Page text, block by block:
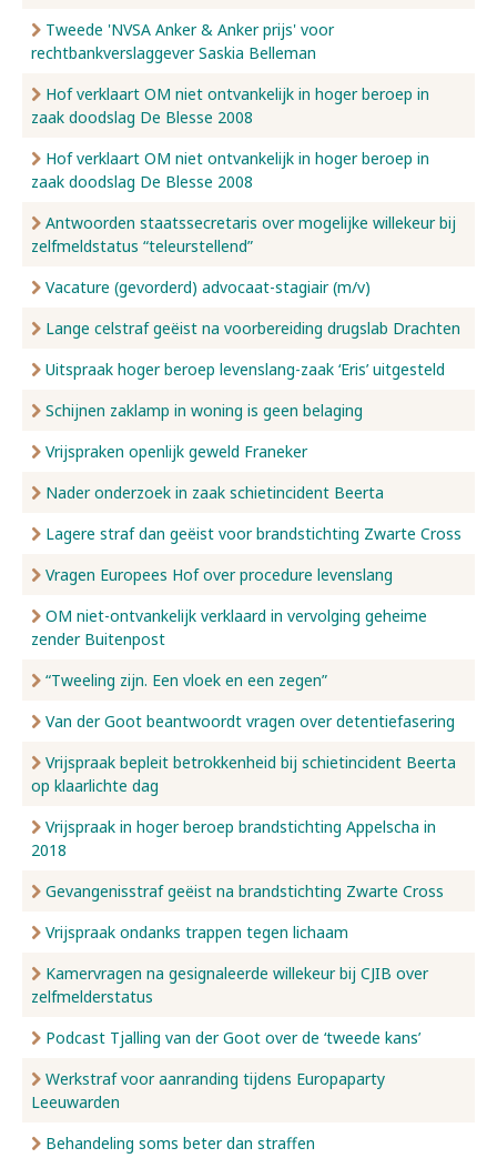
Tweede 'NVSA Anker & Anker prijs' voor
rechtbankverslaggever Saskia Belleman
Hof verklaart OM niet ontvankelijk in hoger beroep in
zaak doodslag De Blesse 2008
Hof verklaart OM niet ontvankelijk in hoger beroep in
zaak doodslag De Blesse 2008
Antwoorden staatssecretaris over mogelijke willekeur bij
zelfmeldstatus “teleurstellend”
Vacature (gevorderd) advocaat-stagiair (m/v)
Lange celstraf geëist na voorbereiding drugslab Drachten
Uitspraak hoger beroep levenslang-zaak ‘Eris’ uitgesteld
Schijnen zaklamp in woning is geen belaging
Vrijspraken openlijk geweld Franeker
Nader onderzoek in zaak schietincident Beerta
Lagere straf dan geëist voor brandstichting Zwarte Cross
Vragen Europees Hof over procedure levenslang
OM niet-ontvankelijk verklaard in vervolging geheime
zender Buitenpost
“Tweeling zijn. Een vloek en een zegen”
Van der Goot beantwoordt vragen over detentiefasering
Vrijspraak bepleit betrokkenheid bij schietincident Beerta
op klaarlichte dag
Vrijspraak in hoger beroep brandstichting Appelscha in
2018
Gevangenisstraf geëist na brandstichting Zwarte Cross
Vrijspraak ondanks trappen tegen lichaam
Kamervragen na gesignaleerde willekeur bij CJIB over
zelfmelderstatus
Podcast Tjalling van der Goot over de ‘tweede kans’
Werkstraf voor aanranding tijdens Europaparty
Leeuwarden
Behandeling soms beter dan straffen